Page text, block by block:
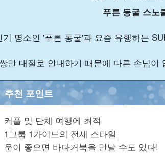
푸른 동굴 스노
기 명소인 '푸른 동굴'과 요즘 유행하는
만 대절로 안내하기 때문에 다른 손님이
추천 포인트
커플 및 단체 여행에 최적
1그룹 1가이드의 전세 스타일
운이 좋으면 바다거북을 만날 수도 있다!